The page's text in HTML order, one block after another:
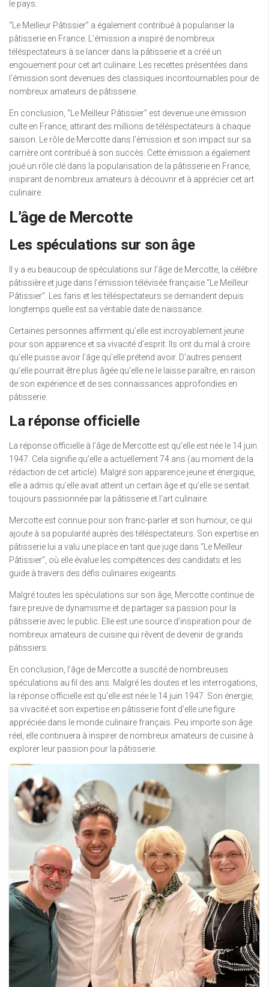
le pays.
“Le Meilleur Pâtissier” a également contribué à populariser la
pâtisserie en France. L’émission a inspiré de nombreux
téléspectateurs à se lancer dans la pâtisserie et a créé un
engouement pour cet art culinaire. Les recettes présentées dans
l’émission sont devenues des classiques incontournables pour de
nombreux amateurs de pâtisserie.
En conclusion, “Le Meilleur Pâtissier” est devenue une émission
culte en France, attirant des millions de téléspectateurs à chaque
saison. Le rôle de Mercotte dans l’émission et son impact sur sa
carrière ont contribué à son succès. Cette émission a également
joué un rôle clé dans la popularisation de la pâtisserie en France,
inspirant de nombreux amateurs à découvrir et à apprécier cet art
culinaire.
L’âge de Mercotte
Les spéculations sur son âge
Il y a eu beaucoup de spéculations sur l’âge de Mercotte, la célèbre
pâtissière et juge dans l’émission télévisée française “Le Meilleur
Pâtissier”. Les fans et les téléspectateurs se demandent depuis
longtemps quelle est sa véritable date de naissance.
Certaines personnes affirment qu’elle est incroyablement jeune
pour son apparence et sa vivacité d’esprit. Ils ont du mal à croire
qu’elle puisse avoir l’âge qu’elle prétend avoir. D’autres pensent
qu’elle pourrait être plus âgée qu’elle ne le laisse paraître, en raison
de son expérience et de ses connaissances approfondies en
pâtisserie.
La réponse officielle
La réponse officielle à l’âge de Mercotte est qu’elle est née le 14 juin
1947. Cela signifie qu’elle a actuellement 74 ans (au moment de la
rédaction de cet article). Malgré son apparence jeune et énergique,
elle a admis qu’elle avait atteint un certain âge et qu’elle se sentait
toujours passionnée par la pâtisserie et l’art culinaire.
Mercotte est connue pour son franc-parler et son humour, ce qui
ajoute à sa popularité auprès des téléspectateurs. Son expertise en
pâtisserie lui a valu une place en tant que juge dans “Le Meilleur
Pâtissier”, où elle évalue les compétences des candidats et les
guide à travers des défis culinaires exigeants.
Malgré toutes les spéculations sur son âge, Mercotte continue de
faire preuve de dynamisme et de partager sa passion pour la
pâtisserie avec le public. Elle est une source d’inspiration pour de
nombreux amateurs de cuisine qui rêvent de devenir de grands
pâtissiers.
En conclusion, l’âge de Mercotte a suscité de nombreuses
spéculations au fil des ans. Malgré les doutes et les interrogations,
la réponse officielle est qu’elle est née le 14 juin 1947. Son énergie,
sa vivacité et son expertise en pâtisserie font d’elle une figure
appréciée dans le monde culinaire français. Peu importe son âge
réel, elle continuera à inspirer de nombreux amateurs de cuisine à
explorer leur passion pour la pâtisserie.